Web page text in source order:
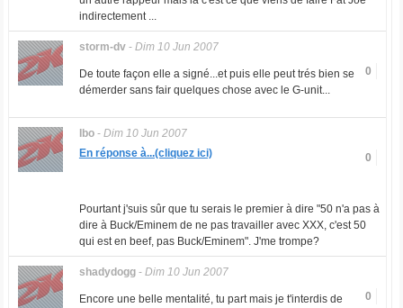
indirectement ...
storm-dv- Dim 10 Jun 2007
0
De toute façon elle a signé...et puis elle peut trés bien se
démerder sans fair quelques chose avec le G-unit...
Ibo- Dim 10 Jun 2007
0
En réponse à...(cliquez ici)
Pourtant j'suis sûr que tu serais le premier à dire "50 n'a pas à
dire à Buck/Eminem de ne pas travailler avec XXX, c'est 50
qui est en beef, pas Buck/Eminem". J'me trompe?
shadydogg- Dim 10 Jun 2007
0
Encore une belle mentalité, tu part mais je t'interdis de